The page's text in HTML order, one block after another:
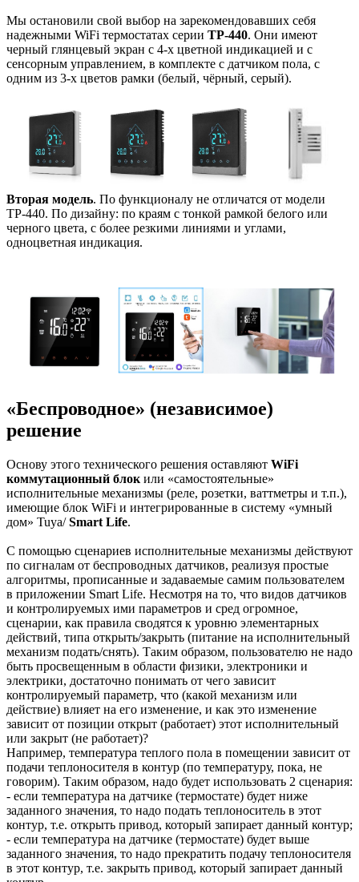
Мы остановили свой выбор на зарекомендовавших себя
надежными WiFi термостатах серии ТР-440. Они имеют
черный глянцевый экран с 4-х цветной индикацией и с
сенсорным управлением, в комплекте с датчиком пола, с
одним из 3-х цветов рамки (белый, чёрный, серый).
Вторая модель. По функционалу не отличатся от модели
ТР-440. По дизайну: по краям с тонкой рамкой белого или
черного цвета, с более резкими линиями и углами,
одноцветная индикация.
«Беспроводное» (независимое)
решение
Основу этого технического решения оставляют WiFi
коммутационный блок или «самостоятельные»
исполнительные механизмы (реле, розетки, ваттметры и т.п.),
имеющие блок WiFi и интегрированные в систему «умный
дом» Tuya/Smart Life.
С помощью сценариев исполнительные механизмы действуют
по сигналам от беспроводных датчиков, реализуя простые
алгоритмы, прописанные и задаваемые самим пользователем
в приложении Smart Life. Несмотря на то, что видов датчиков
и контролируемых ими параметров и сред огромное,
сценарии, как правила сводятся к уровню элементарных
действий, типа открыть/закрыть (питание на исполнительный
механизм подать/снять). Таким образом, пользователю не надо
быть просвещенным в области физики, электроники и
электрики, достаточно понимать от чего зависит
контролируемый параметр, что (какой механизм или
действие) влияет на его изменение, и как это изменение
зависит от позиции открыт (работает) этот исполнительный
или закрыт (не работает)?
Например, температура теплого пола в помещении зависит от
подачи теплоносителя в контур (по температуру, пока, не
говорим). Таким образом, надо будет использовать 2 сценария:
- если температура на датчике (термостате) будет ниже
заданного значения, то надо подать теплоноситель в этот
контур, т.е. открыть привод, который запирает данный контур;
- если температура на датчике (термостате) будет выше
заданного значения, то надо прекратить подачу теплоносителя
в этот контур, т.е. закрыть привод, который запирает данный